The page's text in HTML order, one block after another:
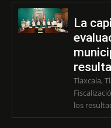
La
Tlaxcala,
los